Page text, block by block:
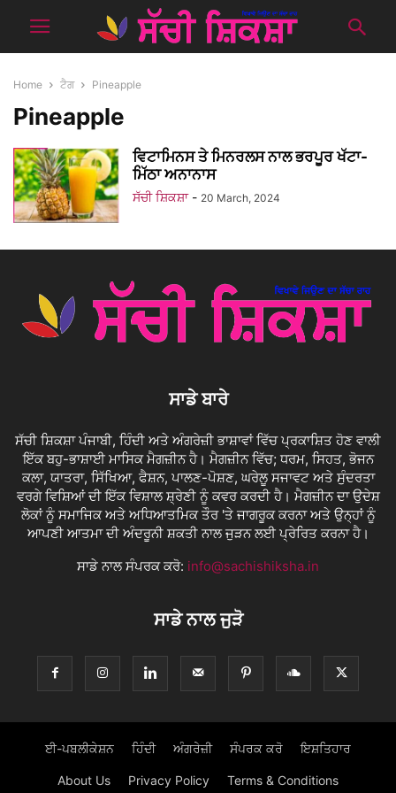
Home ਟੈਗ Pineapple
Pineapple
ਵਿਟਾਮਿਨਸ ਤੇ ਮਿਨਰਲਸ ਨਾਲ ਭਰਪੂਰ ਖੱਟਾ-
ਮਿੱਠਾ ਅਨਾਨਾਸ
ਸੱਚੀ ਸ਼ਿਕਸ਼ਾ - 20 March, 2024
ਸਾਡੇ ਬਾਰੇ
ਸੱਚੀ ਸ਼ਿਕਸ਼ਾ ਪੰਜਾਬੀ, ਹਿੰਦੀ ਅਤੇ ਅੰਗਰੇਜ਼ੀ ਭਾਸ਼ਾਵਾਂ ਵਿੱਚ ਪ੍ਰਕਾਸ਼ਿਤ ਹੋਣ ਵਾਲੀ
ਇੱਕ ਬਹੁ-ਭਾਸ਼ਾਈ ਮਾਸਿਕ ਮੈਗਜ਼ੀਨ ਹੈ। ਮੈਗਜ਼ੀਨ ਵਿੱਚ; ਧਰਮ, ਸਿਹਤ, ਭੋਜਨ
ਕਲਾ, ਯਾਤਰਾ, ਸਿੱਖਿਆ, ਫੈਸ਼ਨ, ਪਾਲਣ-ਪੋਸ਼ਣ, ਘਰੇਲੂ ਸਜਾਵਟ ਅਤੇ ਸੁੰਦਰਤਾ
ਵਰਗੇ ਵਿਸ਼ਿਆਂ ਦੀ ਇੱਕ ਵਿਸ਼ਾਲ ਸ਼੍ਰੇਣੀ ਨੂੰ ਕਵਰ ਕਰਦੀ ਹੈ। ਮੈਗਜ਼ੀਨ ਦਾ ਉਦੇਸ਼
ਲੋਕਾਂ ਨੂੰ ਸਮਾਜਿਕ ਅਤੇ ਅਧਿਆਤਮਿਕ ਤੌਰ 'ਤੇ ਜਾਗਰੂਕ ਕਰਨਾ ਅਤੇ ਉਨ੍ਹਾਂ ਨੂੰ
ਆਪਣੀ ਆਤਮਾ ਦੀ ਅੰਦਰੂਨੀ ਸ਼ਕਤੀ ਨਾਲ ਜੁੜਨ ਲਈ ਪ੍ਰੇਰਿਤ ਕਰਨਾ ਹੈ।
ਸਾਡੇ ਨਾਲ ਸੰਪਰਕ ਕਰੋ: info@sachishiksha.in
ਸਾਡੇ ਨਾਲ ਜੁੜੋ
ਈ-ਪਬਲੀਕੇਸ਼ਨ ਹਿੰਦੀ ਅੰਗਰੇਜ਼ੀ ਸੰਪਰਕ ਕਰੋ ਇਸ਼ਤਿਹਾਰ
About Us Privacy Policy Terms & Conditions